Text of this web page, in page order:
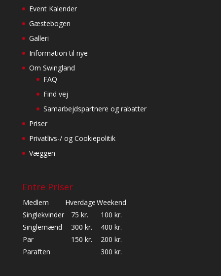
Event Kalender
Gæstebogen
Galleri
Information til nye
Om Swingland
FAQ
Find vej
Samarbejdspartnere og rabatter
Priser
Privatlivs-/ og Cookiepolitik
Væggen
Entre Priser
Medlem HverdageWeekend
Singlekvinder
75 kr.
100 kr.
Singlemænd
300 kr.
400 kr.
Par
150 kr.
200 kr.
Paraften
300 kr.